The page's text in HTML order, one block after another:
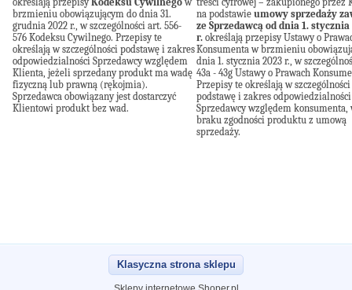
brzmieniu obowiązującym do dnia 31.
grudnia 2022 r., w szczególności art. 556-
576 Kodeksu Cywilnego. Przepisy te
określają w szczególności podstawę i zakres
odpowiedzialności Sprzedawcy względem
Klienta, jeżeli sprzedany produkt ma wadę
fizyczną lub prawną (rękojmia).
Sprzedawca obowiązany jest dostarczyć
Klientowi produkt bez wad.
na podstawie umowy sprzedaży
ze Sprzedawcą od dnia 1. stycznia
r.określają przepisy Ustawy o
Konsumenta w brzmieniu
dnia 1. stycznia 2023 r., w
43a - 43g Ustawy o Prawach
Przepisy te określają w szczególności
podstawę i zakres odpowiedzialności
Sprzedawcy względem konsumenta,
braku zgodności produktu z umową
sprzedaży.
Klasyczna strona sklepu